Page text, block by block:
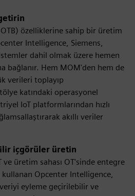
özelliklerine sahip bir üretim
Intelligence, Siemens,
dahil olmak üzere hemen
bağlanır. Hem MOM'den hem de
verileri toplayıp
katındaki operasyonel
IoT platformlarından hızlı
akıllı veriler
içgörüler üretin
üretim sahası OT'sinde entegre
kullanan Opcenter Intelligence,
eyleme geçirilebilir ve